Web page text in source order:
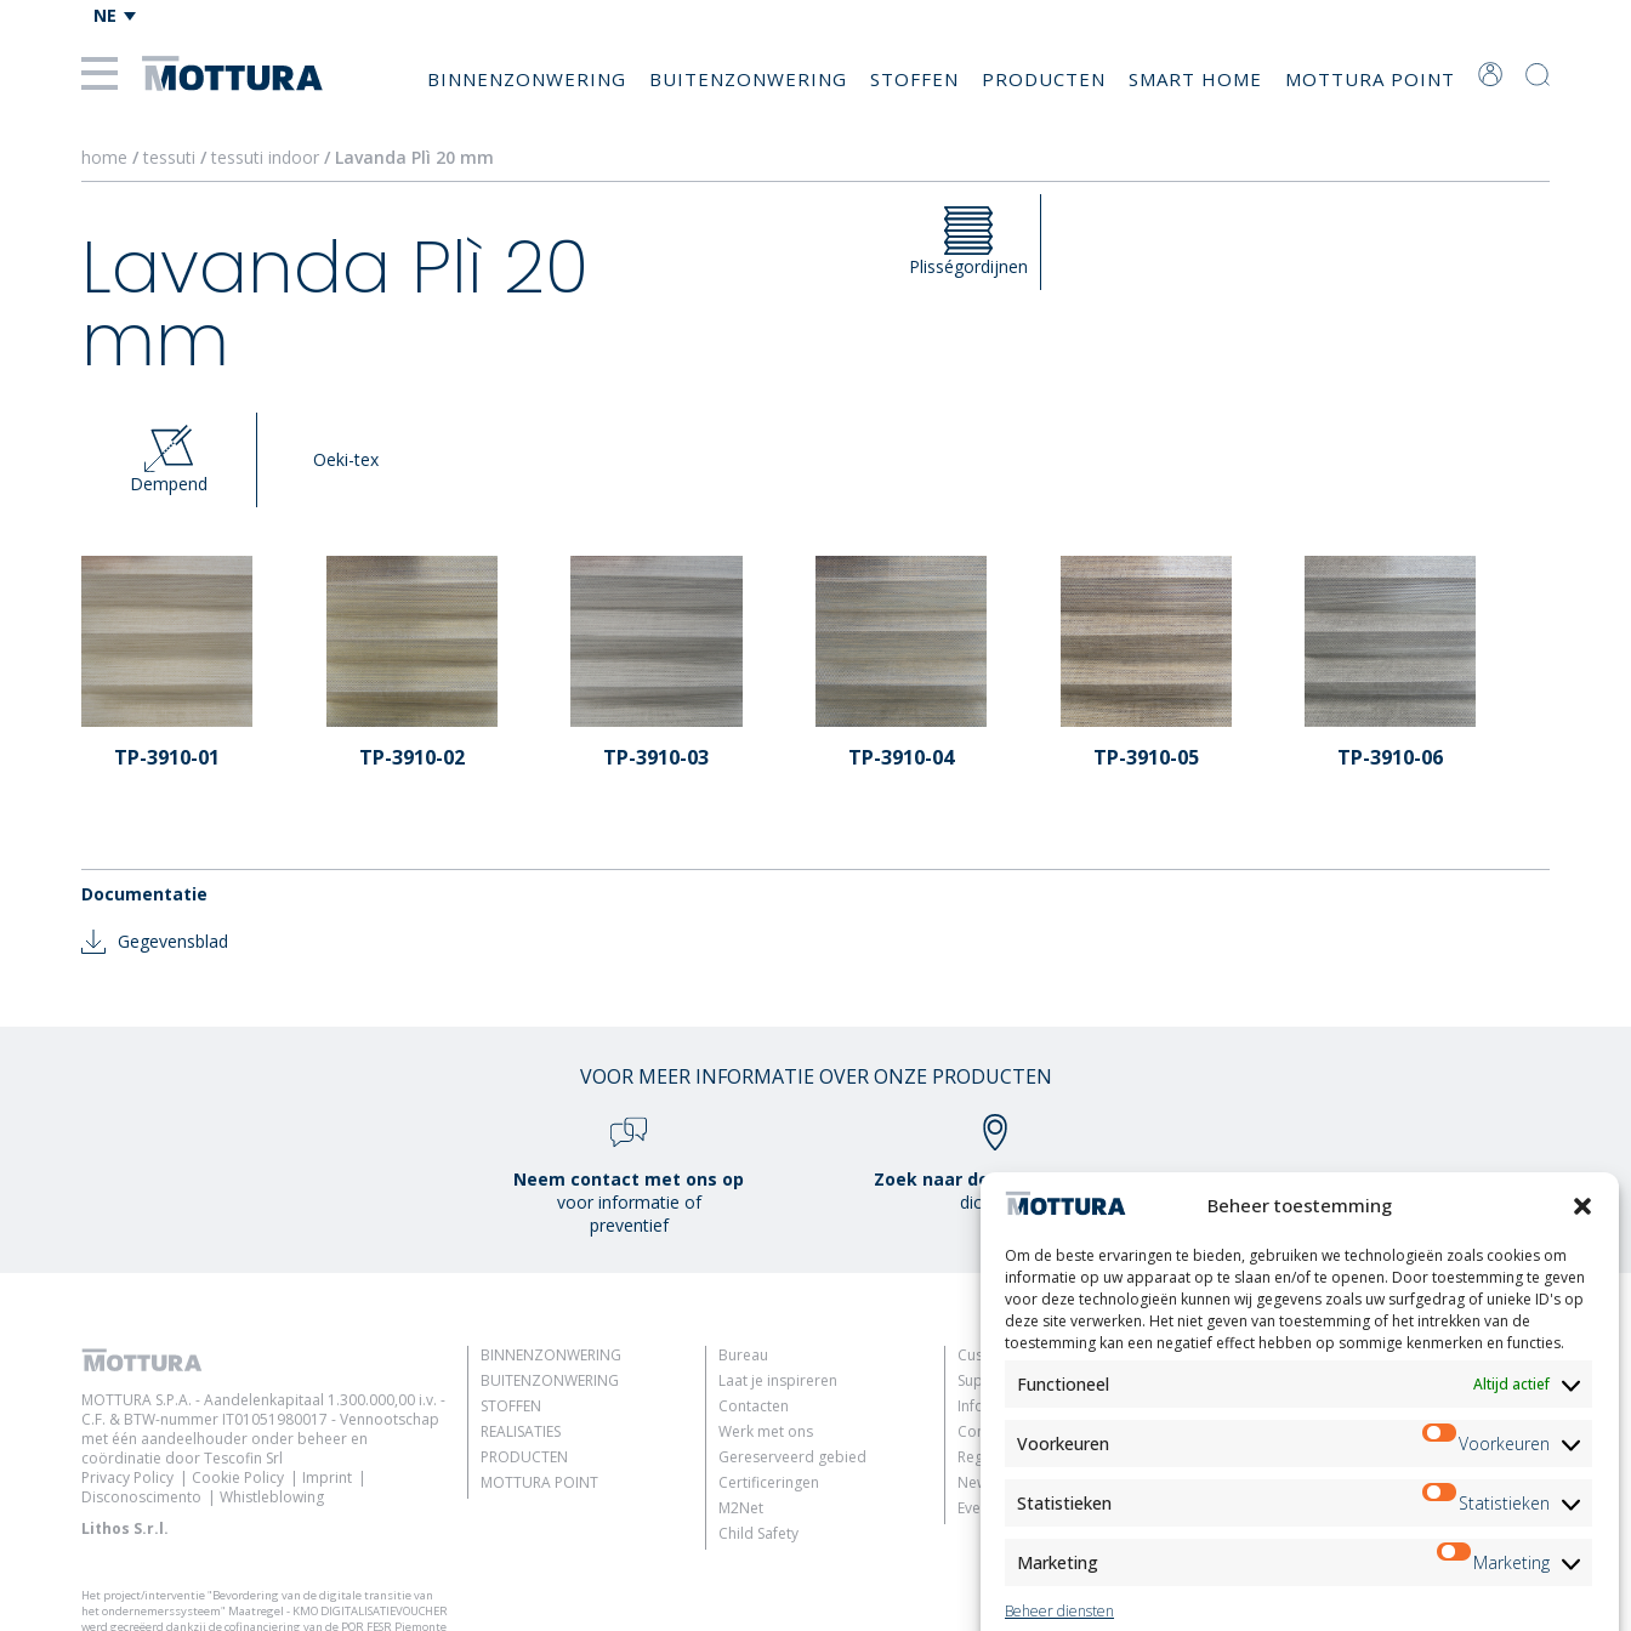
Beheer toestemming
Om de beste ervaringen te bieden, gebruiken we technologieën zoals cookies om
informatie op uw apparaat op te slaan en/of te openen. Door toestemming te geven
voor deze technologieën kunnen wij gegevens zoals uw surfgedrag of unieke ID's op
deze site verwerken. Het niet geven van toestemming of het intrekken van de
toestemming kan een negatief effect hebben op sommige kenmerken en functies.
Functioneel Altijd actief
Voorkeuren Voorkeuren
Statistieken Statistieken
Marketing Marketing
Beheer diensten
NE
BINNENZONWERING BUITENZONWERING STOFFEN PRODUCTEN SMART HOME MOTTURA POINT
home /tessuti/tessuti indoor/ Lavanda Plì 20 mm
Lavanda Plì 20
mm
Plisségordijnen
Dempend
Oeki-tex
TP-3910-01 TP-3910-02 TP-3910-03 TP-3910-04 TP-3910-05 TP-3910-06
Documentatie
Gegevensblad
VOOR MEER INFORMATIE OVER ONZE PRODUCTEN
Neem contact met ons op
voor informatie of
preventief
Zoek naar de Mottura Point
dichterbij
MOTTURA S.P.A. - Aandelenkapitaal 1.300.000,00 i.v. -
C.F. & BTW-nummer IT01051980017 - Vennootschap
met één aandeelhouder onder beheer en
coördinatie door Tescofin Srl
Privacy Policy
Cookie Policy
Imprint
Disconoscimento
Whistleblowing
Lithos S.r.l.
Het project/interventie "Bevordering van de digitale transitie van
het ondernemerssysteem" Maatregel - KMO DIGITALISATIEVOUCHER
werd gecreëerd dankzij de cofinanciering van de POR FESR Piemonte
BINNENZONWERING
BUITENZONWERING
STOFFEN
REALISATIES
PRODUCTEN
MOTTURA POINT
Bureau
Laat je inspireren
Contacten
Werk met ons
Gereserveerd gebied
Certificeringen
M2Net
Child Safety
Customer Information
Supplier Information
Information for Candidates
Contact Information
Register Information
Newsletter Information
Events Information
Nieuwsbrief